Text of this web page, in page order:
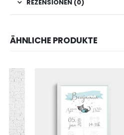
REZENSIONEN (0)
ÄHNLICHE PRODUKTE